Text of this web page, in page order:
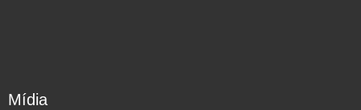
Mídia